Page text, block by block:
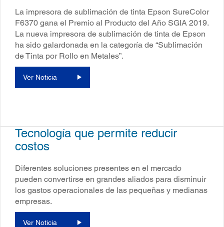
La impresora de sublimación de tinta Epson SureColor
F6370 gana el Premio al Producto del Año SGIA 2019.
La nueva impresora de sublimación de tinta de Epson
ha sido galardonada en la categoría de “Sublimación
de Tinta por Rollo en Metales”.
Ver Noticia
Tecnología que permite reducir
costos
Diferentes soluciones presentes en el mercado
pueden convertirse en grandes aliados para disminuir
los gastos operacionales de las pequeñas y medianas
empresas.
Ver Noticia